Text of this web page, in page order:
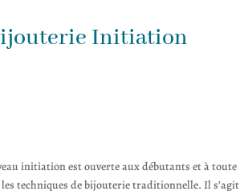
Initiation
initiation est ouverte aux débutants et à toute
techniques de bijouterie traditionnelle. Il s’agit